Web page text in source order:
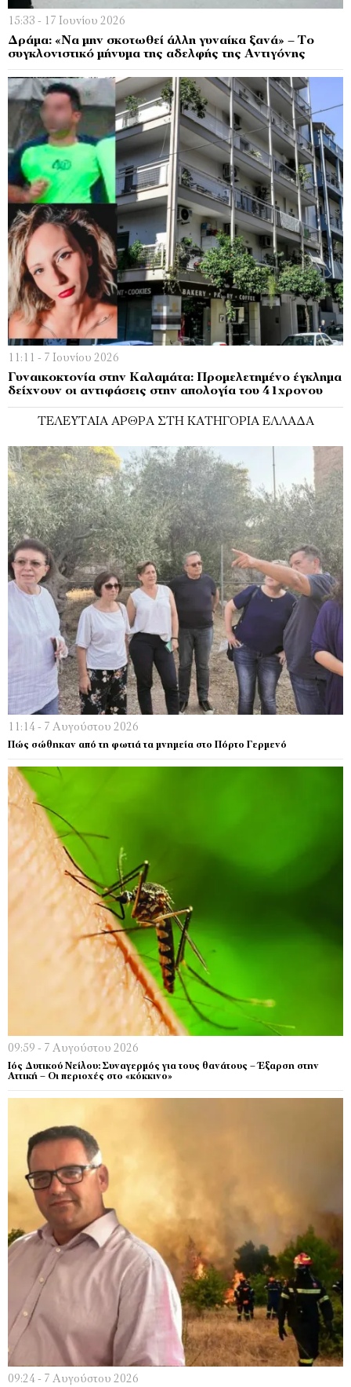
15:33 - 17 Ιουνίου 2026
Δράμα: «Να μην σκοτωθεί άλλη γυναίκα ξανά» – Το
συγκλονιστικό μήνυμα της αδελφής της Αντιγόνης
11:11 - 7 Ιουνίου 2026
Γυναικοκτονία στην Καλαμάτα: Προμελετημένο έγκλημα
δείχνουν οι αντιφάσεις στην απολογία του 41χρονου
ΤΕΛΕΥΤΑΊΑ ΆΡΘΡΑ ΣΤΗ ΚΑΤΗΓΟΡΊΑ ΕΛΛΆΔΑ
11:14 - 7 Αυγούστου 2026
Πώς σώθηκαν από τη φωτιά τα μνημεία στο Πόρτο Γερμενό
09:59 - 7 Αυγούστου 2026
Ιός Δυτικού Νείλου: Συναγερμός για τους θανάτους – Έξαρση στην
Αττική – Οι περιοχές στο «κόκκινο»
09:24 - 7 Αυγούστου 2026